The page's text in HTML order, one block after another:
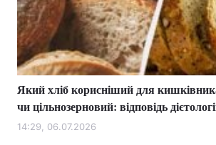
Який хліб корисніший для
чи цільнозерновий: відповідь
14:29, 06.07.2026